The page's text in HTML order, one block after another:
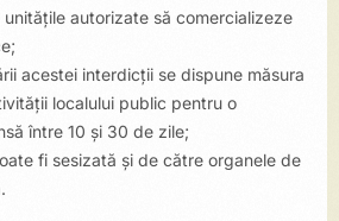
autorizate să comercializeze
acestei interdicții se dispune măsura
localului public pentru o
între 10 și 30 de zile;
fi sesizată și de către organele de